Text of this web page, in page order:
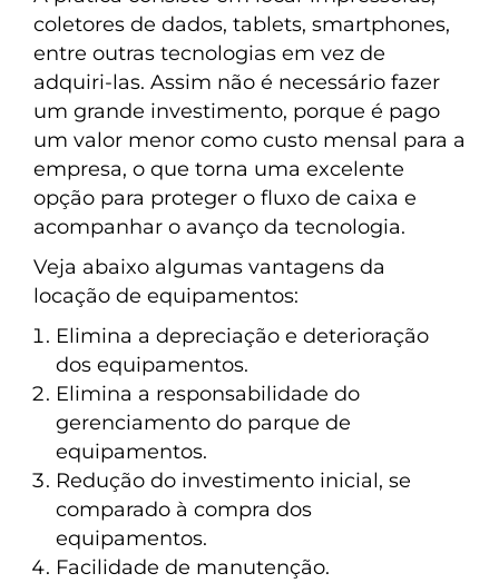
coletores de dados, tablets, smartphones,
entre outras tecnologias em vez de
adquiri-las. Assim não é necessário fazer
um grande investimento, porque é pago
um valor menor como custo mensal para a
empresa, o que torna uma excelente
opção para proteger o fluxo de caixa e
acompanhar o avanço da tecnologia.
Veja abaixo algumas vantagens da
locação de equipamentos:
Elimina a depreciação e deterioração
dos equipamentos.
Elimina a responsabilidade do
gerenciamento do parque de
equipamentos.
Redução do investimento inicial, se
comparado à compra dos
equipamentos.
Facilidade de manutenção.